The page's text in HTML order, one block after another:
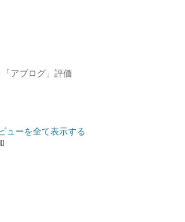
アブログ」評価
ューを全て表示する